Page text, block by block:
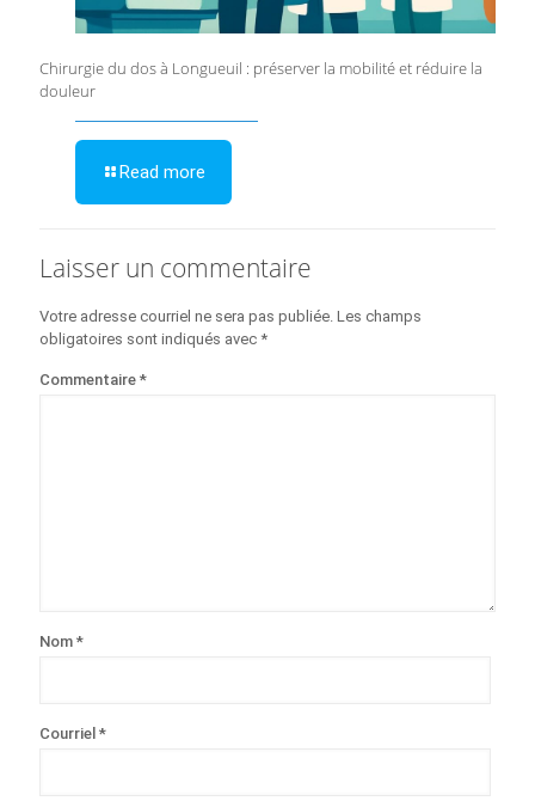
Chirurgie du dos à Longueuil : préserver la mobilité et réduire la
douleur
Read more
Laisser un commentaire
Votre adresse courriel ne sera pas publiée. Les champs
obligatoires sont indiqués avec *
Commentaire *
Nom *
Courriel *